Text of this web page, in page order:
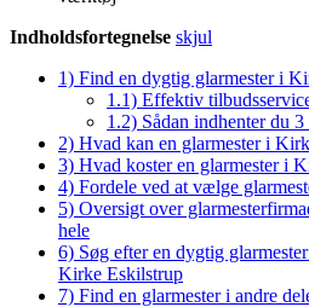
Indholdsfortegnelse skjul
1) Find en dygtig glarmester i
1.1) Effektiv
1.2) Sådan indhenter du
2) Hvad kan en glarmester i
3) Hvad koster en glarmester i
4) Fordele ved at vælge
5) Oversigt over
hele
6) Søg efter en dygtig
Kirke Eskilstrup
7) Find en glarmester i andre